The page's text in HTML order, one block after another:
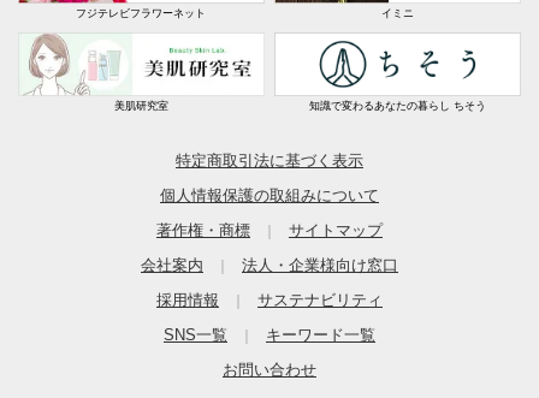
フジテレビフラワーネット イミニ
美肌研究室 知識で変わるあなたの暮らし ちそう
特定商取引法に基づく表示
個人情報保護の取組みについて
著作権・商標
｜
サイトマップ
会社案内
｜
法人・企業様向け窓口
採用情報
｜
サステナビリティ
SNS一覧
｜
キーワード一覧
お問い合わせ